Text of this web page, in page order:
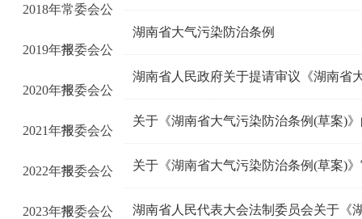
报
2018年常委会公
报
2019年常委会公
报
2020年常委会公
报
2021年常委会公
报
2022年常委会公
报
2023年常委会公
湖南省大气污染防治条例
湖南省人民政府关于提请审议《湖南省
关于《湖南省大气污染防治条例(草案)
关于《湖南省大气污染防治条例(草案)